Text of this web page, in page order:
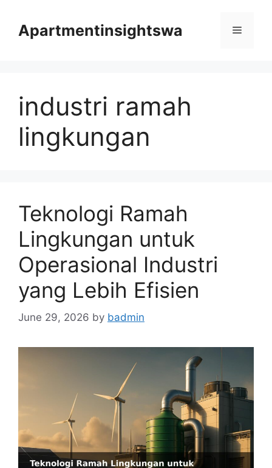
contentApartmentinsightswa Menu
industri ramah
lingkungan
Teknologi Ramah
Lingkungan untuk
Operasional Industri
yang Lebih Efisien
June 29, 2026 by badmin